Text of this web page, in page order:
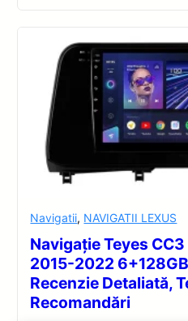
Navigatii, NAVIGATII LEXUS
Navigație Teyes
2015-2022
Recenzie Detaliată,
Recomandări